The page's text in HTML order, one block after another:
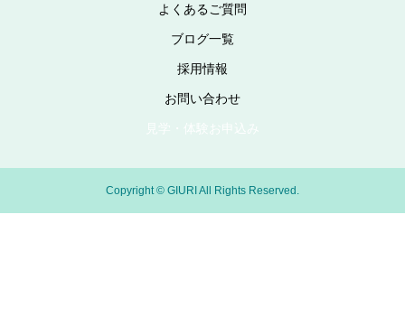
よくあるご質問
ブログ一覧
採用情報
お問い合わせ
見学・体験お申込み
Copyright © GIURI All Rights Reserved.